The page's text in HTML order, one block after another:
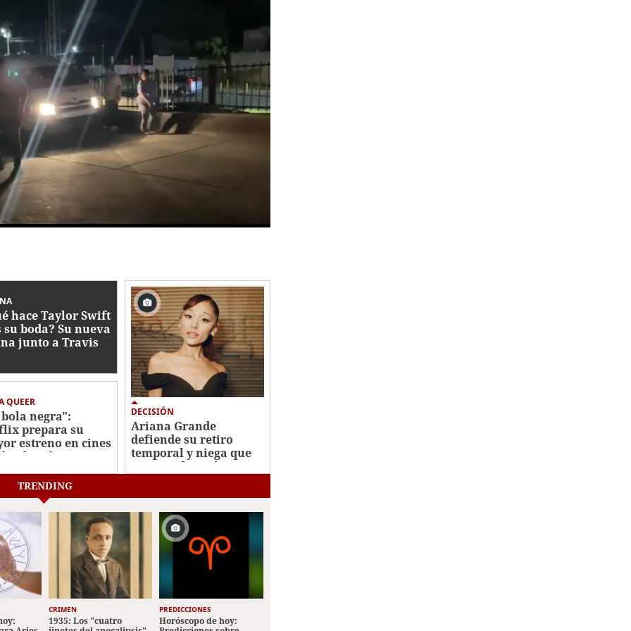
hace Taylor Swift
boda? Su nueva
junto a Travis
QUEER
negra":
prepara su
estreno en cines
la obra de Los
DECISIÓN
Ariana Grande
defiende su retiro
temporal y niega que
sea una decisión
TRENDING
CRIMEN
1935: Los "cuatro
PREDICCIONES
Horóscopo de hoy: